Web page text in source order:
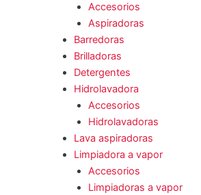
Accesorios
Aspiradoras
Barredoras
Brilladoras
Detergentes
Hidrolavadora
Accesorios
Hidrolavadoras
Lava aspiradoras
Limpiadora a vapor
Accesorios
Limpiadoras a vapor